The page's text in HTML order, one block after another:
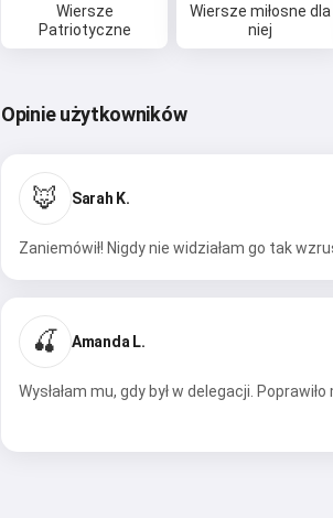
Wiersze
Patriotyczne
Wiersze miłosne dla
niej
Opinie użytkowników
🦊 Sarah K.
Zaniemówił! Nigdy nie widziałam go tak
🍒 Amanda L.
Wysłałam mu, gdy był w delegacji.
Mogę